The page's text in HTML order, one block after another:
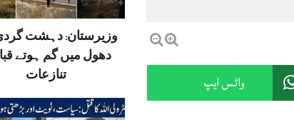
وزیرستان: دہشت
دھول میں گم ہوتے
تنازعات
واٹس ایپ